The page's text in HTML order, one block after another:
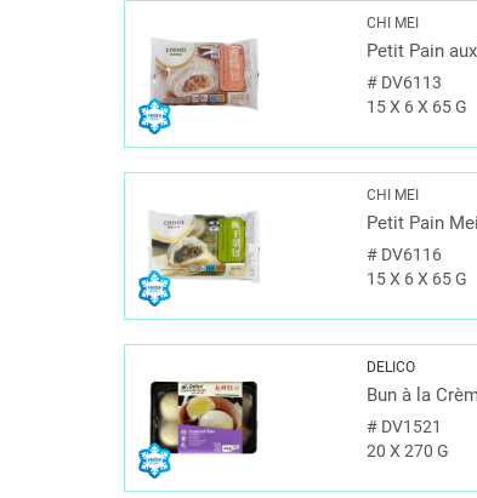
CHI MEI
Petit Pain
# DV6113
15 X 6 X 65 G
CHI MEI
Petit Pain
# DV6116
15 X 6 X 65 G
DELICO
Bun à la
# DV1521
20 X 270 G